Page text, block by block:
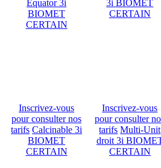
Equator 3i
BIOMET
CERTAIN
3i BIOMET
CERTAIN
Inscrivez-vous
pour consulter nos
tarifs Calcinable 3i
BIOMET
CERTAIN
Inscrivez-vous
pour consulter
tarifs Multi-Unit
droit 3i
CERTAIN